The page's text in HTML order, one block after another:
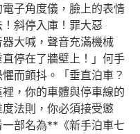
子角度儀，臉上的表情
斜停入庫！罪大惡
大喊，聲音充滿機械
停在了牆壁上！」何手
而顫抖。「垂直泊車？
，你的車體與停車線的
法則，你必須接受懲
部名為**《新手泊車七